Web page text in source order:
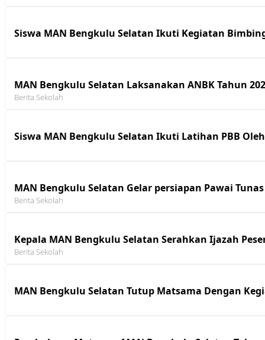
Siswa MAN Bengkulu Selatan Ikuti Kegiatan
MAN Bengkulu Selatan Laksanakan ANBK Tahun
Berita Sekolah
Siswa MAN Bengkulu Selatan Ikuti Latihan PBB
MAN Bengkulu Selatan Gelar persiapan Pawai
Berita Sekolah
Kepala MAN Bengkulu Selatan Serahkan Ijazah
Berita Sekolah
MAN Bengkulu Selatan Tutup Matsama Dengan